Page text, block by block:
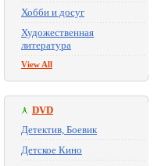
Хобби и досуг
Художественная
литература
View All
DVD
Детектив, Боевик
Детское Кино